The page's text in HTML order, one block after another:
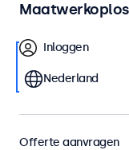
Inloggen
Nederland
Offerte aanvragen